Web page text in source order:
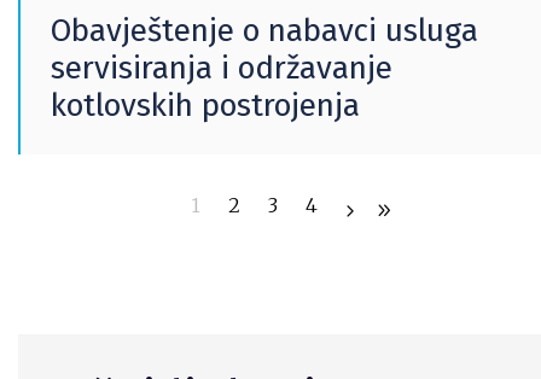
Obavještenje o nabavci usluga
servisiranja i održavanje
kotlovskih postrojenja
1 2 3 4